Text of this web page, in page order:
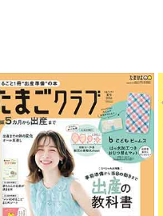
場合もあるので、申告の
せんが、5年間の保管義務が
医療費の領収書を集めて